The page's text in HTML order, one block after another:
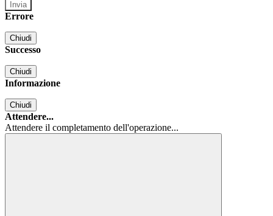
Errore
Chiudi
Successo
Chiudi
Informazione
Chiudi
Attendere...
Attendere il completamento dell'operazione...